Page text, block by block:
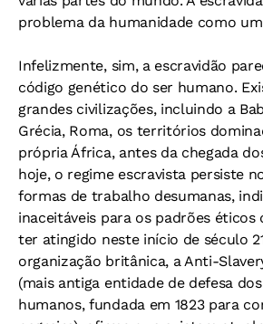
problema da humanidade como
Infelizmente, sim, a escravidão
código genético do ser humano.
grandes civilizações, incluindo a
Grécia, Roma, os territórios
própria África, antes da chegada
hoje, o regime escravista persiste
formas de trabalho desumanas,
inaceitáveis para os padrões éticos
ter atingido neste início de século
organização britânica, a Anti-
(mais antiga entidade de defesa
humanos, fundada em 1823 para